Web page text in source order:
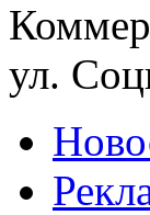
ул.